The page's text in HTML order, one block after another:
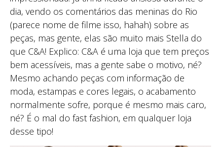
dia, vendo os comentários das meninas do Rio
(parece nome de filme isso, hahah) sobre as
peças, mas gente, elas são muito mais Stella do
que C&A! Explico: C&A é uma loja que tem preços
bem acessíveis, mas a gente sabe o motivo, né?
Mesmo achando peças com informação de
moda, estampas e cores legais, o acabamento
normalmente sofre, porque é mesmo mais caro,
né? É o mal do fast fashion, em qualquer loja
desse tipo!